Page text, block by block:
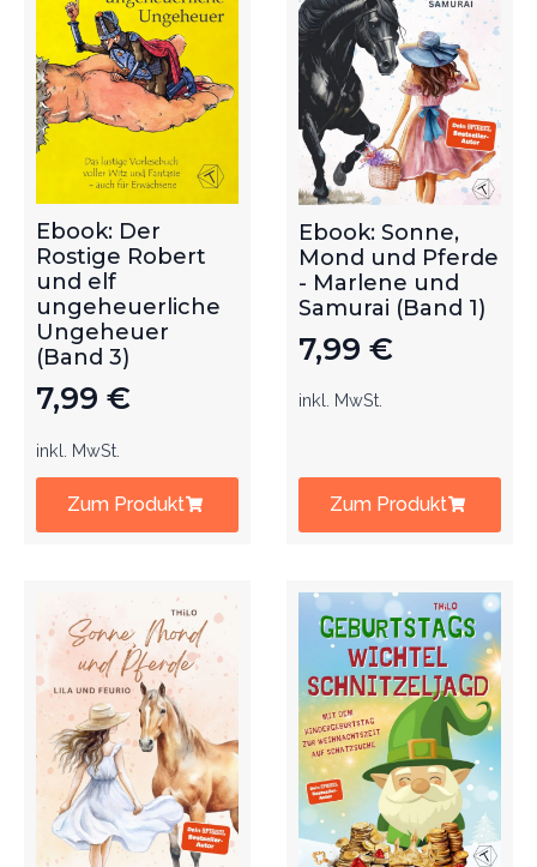
Ebook: Der
Rostige Robert
und elf
ungeheuerliche
Ungeheuer
(Band 3)
7,99 €
inkl. MwSt.
Zum Produkt
Ebook: Sonne,
Mond und Pferde
- Marlene und
Samurai (Band 1)
7,99 €
inkl. MwSt.
Zum Produkt